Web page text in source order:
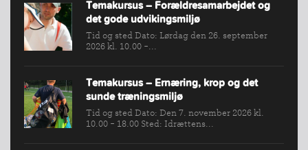
Temakursus – Forældresamarbejdet og
det gode udvikingsmiljø
Tid og sted Dato: Lørdag den 26. september
2026 kl. 10.00 -...
Temakursus – Ernæring, krop og det
sunde træningsmiljø
Tid og sted Dato: Den 7. november 2026 kl.
10.00 - 18.00 Sted: Idrættens...